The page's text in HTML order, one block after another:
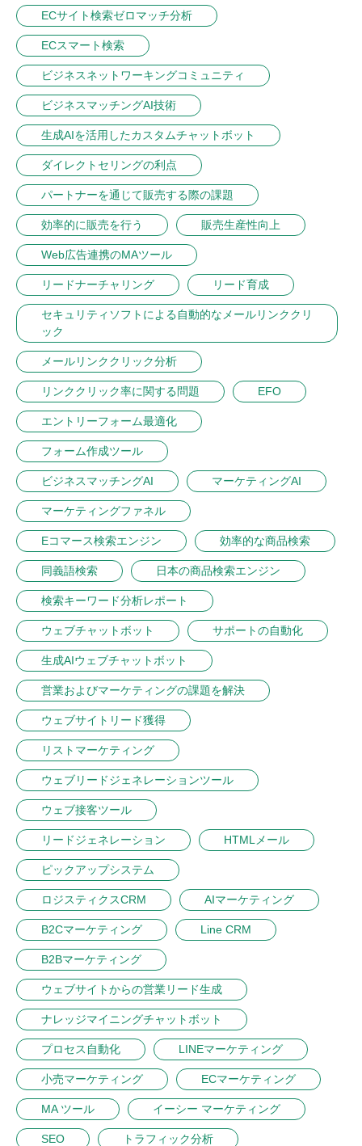
ECサイト検索ゼロマッチ分析
ECスマート検索
ビジネスネットワーキングコミュニティ
ビジネスマッチングAI技術
生成AIを活用したカスタムチャットボット
ダイレクトセリングの利点
パートナーを通じて販売する際の課題
効率的に販売を行う 販売生産性向上
Web広告連携のMAツール
リードナーチャリング リード育成
セキュリティソフトによる自動的なメールリンククリ
ック
メールリンククリック分析
リンククリック率に関する問題 EFO
エントリーフォーム最適化
フォーム作成ツール
ビジネスマッチングAI マーケティングAI
マーケティングファネル
Eコマース検索エンジン 効率的な商品検索
同義語検索 日本の商品検索エンジン
検索キーワード分析レポート
ウェブチャットボット サポートの自動化
生成AIウェブチャットボット
営業およびマーケティングの課題を解決
ウェブサイトリード獲得
リストマーケティング
ウェブリードジェネレーションツール
ウェブ接客ツール
リードジェネレーション HTMLメール
ピックアップシステム
ロジスティクスCRM AIマーケティング
B2Cマーケティング Line CRM
B2Bマーケティング
ウェブサイトからの営業リード生成
ナレッジマイニングチャットボット
プロセス自動化 LINEマーケティング
小売マーケティング ECマーケティング
MA ツール イーシー マーケティング
SEO トラフィック分析